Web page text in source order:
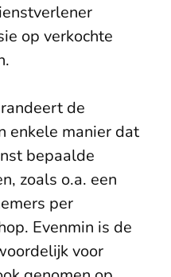
op verkochte
de
enkele manier dat
bepaalde
zoals o.a. een
per
Evenmin is de
voor